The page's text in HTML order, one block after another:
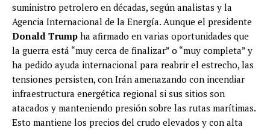
suministro petrolero en décadas, según analistas y la
Agencia Internacional de la Energía. Aunque el presidente
Donald Trump ha afirmado en varias oportunidades que
la guerra está “muy cerca de finalizar” o “muy completa” y
ha pedido ayuda internacional para reabrir el estrecho, las
tensiones persisten, con Irán amenazando con incendiar
infraestructura energética regional si sus sitios son
atacados y manteniendo presión sobre las rutas marítimas.
Esto mantiene los precios del crudo elevados y con alta